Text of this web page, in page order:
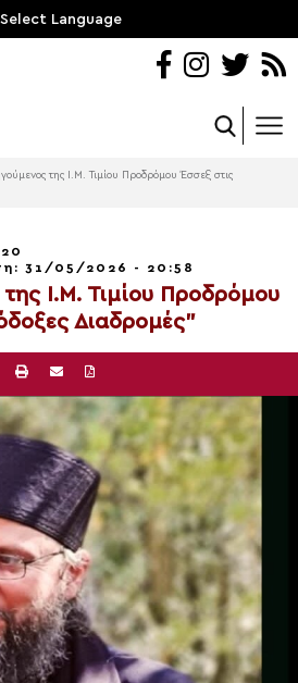
Select Language
της Ι.Μ. Τιμίου Προδρόμου Έσσεξ στις
31/05/2026 - 20:58
Ι.Μ. Τιμίου Προδρόμου
Διαδρομές”